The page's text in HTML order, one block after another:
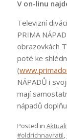
V on-linu
Televizní
PRIMA
obrazovkách
poté ke
(
NÁPADŮ i
mají
nápadů
Posted in
#oldrichnavratil